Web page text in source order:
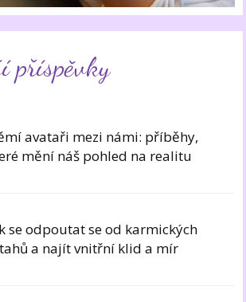
příspěvky
avataři mezi námi: příběhy,
mění náš pohled na realitu
se odpoutat se od karmických
a najít vnitřní klid a mír